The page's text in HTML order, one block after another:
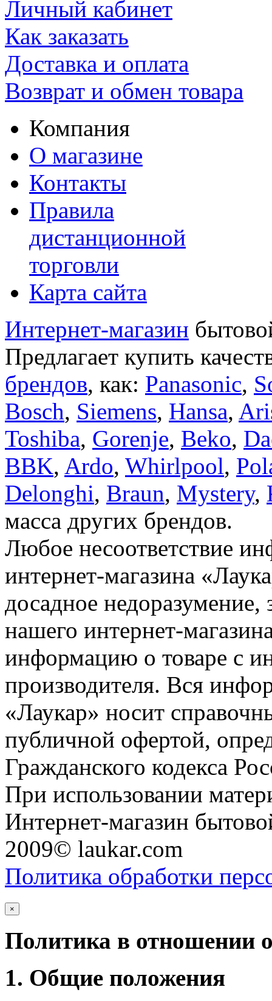
Личный кабинет
Как заказать
Доставка и оплата
Возврат и обмен товара
Компания
О магазине
Контакты
Правила
дистанционной
торговли
Карта сайта
Интернет-магазин
Предлагает купить
брендов, как: Panasonic,
Bosch, Siemens, Hansa,
Toshiba, Gorenje, Beko,
BBK, Ardo, Whirlpool,
Delonghi, Braun, Mystery,
масса других брендов.
Любое несоответствие
интернет-магазина
досадное недоразумение,
нашего интернет-
информацию о товаре с
производителя. Вся
«Лаукар» носит
публичной офертой,
Гражданского кодекса
При использовании
Интернет-магазин
2009© laukar.com
Политика обработки
×
Политика в отношении
1. Общие положения